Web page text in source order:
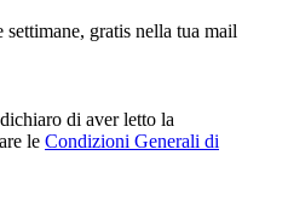
gratis nella tua mail
di aver letto la
le Condizioni Generali di